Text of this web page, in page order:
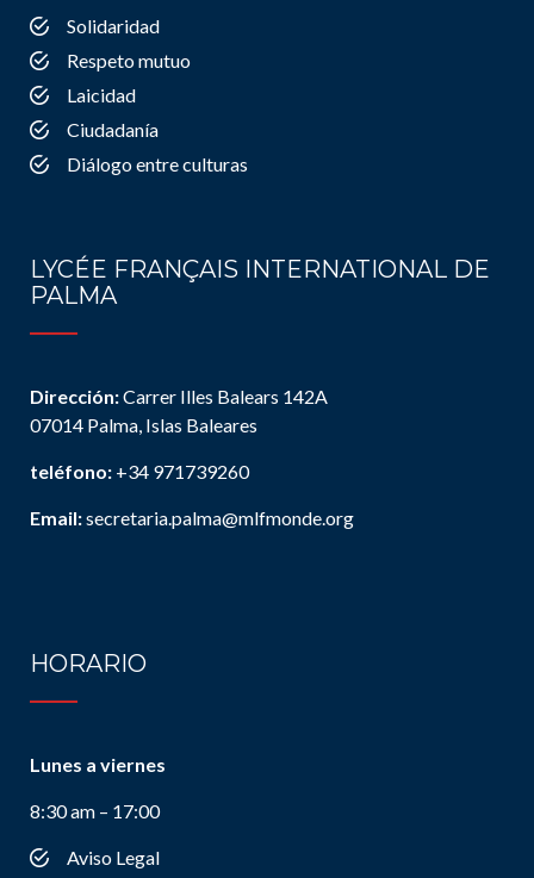
Solidaridad
Respeto mutuo
Laicidad
Ciudadanía
Diálogo entre culturas
LYCÉE FRANÇAIS INTERNATIONAL DE
PALMA
Dirección:Carrer Illes Balears 142A
07014 Palma, Islas Baleares
teléfono: +34 971739260
Email:secretaria.palma@mlfmonde.org
HORARIO
Lunes a viernes
8:30 am – 17:00
Aviso Legal